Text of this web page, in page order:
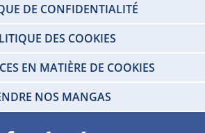
DE CONFIDENTIALITÉ
DES COOKIES
EN MATIÈRE DE COOKIES
NOS MANGAS